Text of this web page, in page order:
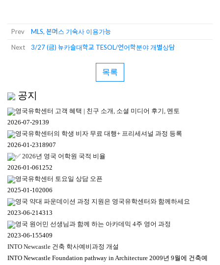
Prev
MLS, 본머스 기숙사 이용가능
Next
3/27 (금) 뉴카슬대학교 TESOL/언어학분야 개별상담
목록
공지
영국유학센터 고객 혜택 | 친구 소개, 소셜 미디어 후기, 멘토
2026-07-29139
영국유학센터의 학생 비자 무료 대행+ 프리세셔널 과정 등록
2026-01-2318907
✅ 2026년 영국 어학원 국적 비율
2026-01-061252
영국유학센터 토요일 상담 오픈
2025-01-102006
영국 약대 파운데이션 과정 지원은 영국유학센터와 함께하세요
2023-06-214313
영국 원어민 선생님과 함께 하는 아카데믹 4주 영어 과정
2023-06-155409
INTO Newcastle 건축 학사예비과정 개설
INTO Newcastle Foundation pathway in Architecture 2009년 9월에 건축예